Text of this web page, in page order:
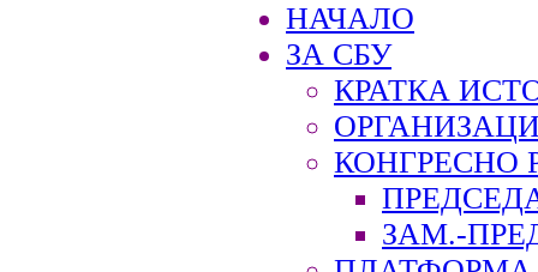
НАЧАЛО
ЗА СБУ
КРАТКА
КОНГРЕСНО
ЗАМ.-